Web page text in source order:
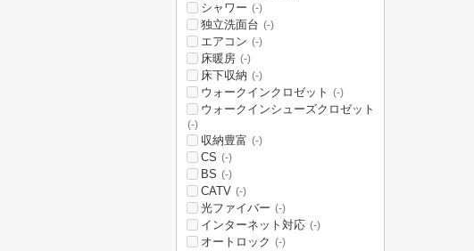
シャワー (-)
独立洗面台 (-)
エアコン (-)
床暖房 (-)
床下収納 (-)
ウォークインクロゼット (-)
ウォークインシューズクロゼット
(-)
収納豊富 (-)
CS (-)
BS (-)
CATV (-)
光ファイバー (-)
インターネット対応 (-)
オートロック (-)